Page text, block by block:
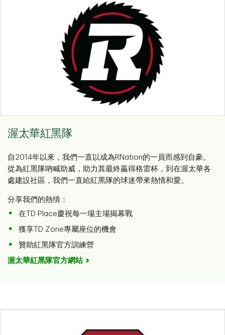
渥太華紅黑隊
自2014年以來，我們一直以成為RNation的一員而感到自豪。
從為紅黑隊吶喊助威，助力其最終贏得格雷杯，到在渥太華各
處建設社區，我們一直給紅黑隊的球迷帶來熱情和愛。
分享我們的熱情：
在TD Place慶祝每一場主場揭幕戰
獲享TD Zone專屬座位的機會
贊助紅黑隊官方訓練營
渥太華紅黑隊官方網站